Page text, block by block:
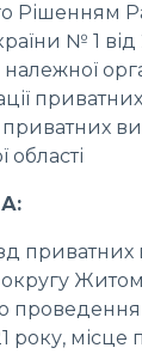
Рішенням
№ 1 від
року, місце